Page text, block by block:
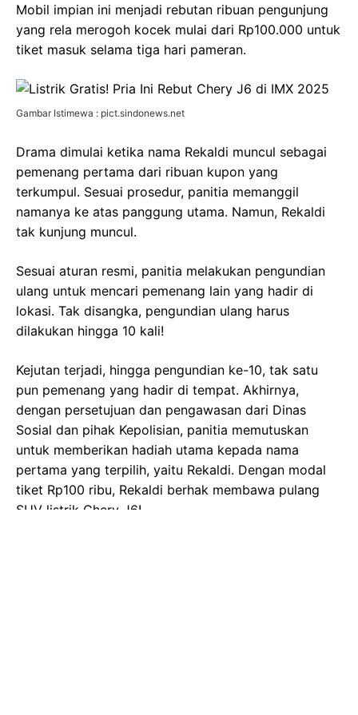
Mobil impian ini menjadi rebutan ribuan pengunjung
yang rela merogoh kocek mulai dari Rp100.000 untuk
tiket masuk selama tiga hari pameran.
Gambar Istimewa : pict.sindonews.net
Drama dimulai ketika nama Rekaldi muncul sebagai
pemenang pertama dari ribuan kupon yang
terkumpul. Sesuai prosedur, panitia memanggil
namanya ke atas panggung utama. Namun, Rekaldi
tak kunjung muncul.
Sesuai aturan resmi, panitia melakukan pengundian
ulang untuk mencari pemenang lain yang hadir di
lokasi. Tak disangka, pengundian ulang harus
dilakukan hingga 10 kali!
Kejutan terjadi, hingga pengundian ke-10, tak satu
pun pemenang yang hadir di tempat. Akhirnya,
dengan persetujuan dan pengawasan dari Dinas
Sosial dan pihak Kepolisian, panitia memutuskan
untuk memberikan hadiah utama kepada nama
pertama yang terpilih, yaitu Rekaldi. Dengan modal
tiket Rp100 ribu, Rekaldi berhak membawa pulang
SUV listrik Chery J6!